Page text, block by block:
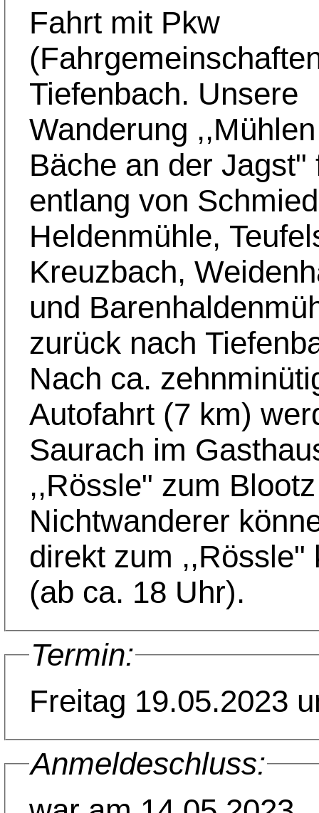
Fahrt mit Pkw
Tiefenbach. Unsere
Wanderung
Bäche an der Jagst"
entlang von
Heldenmühle,
Kreuzbach,
und
zurück nach
Nach ca.
Autofahrt (7 km)
Saurach im
,,Rössle" zum
Nichtwanderer
direkt zum ,,Rössle"
(ab ca. 18 Uhr).
Termin:
Freitag 19.05.2023
Anmeldeschluss: